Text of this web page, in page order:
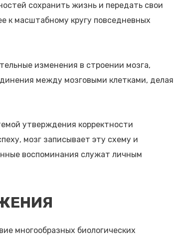
сохранить жизнь и передать свои
к масштабному кругу повседневных
изменения в строении мозга,
между мозговыми клетками, делая
утверждения корректности
мозг записывает эту схему и
воспоминания служат личным
многообразных биологических